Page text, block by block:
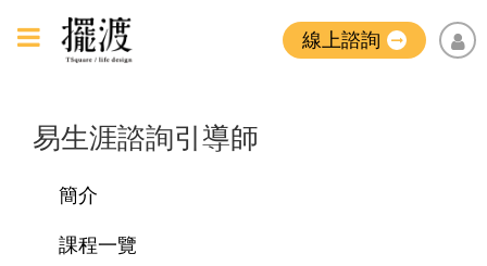
線上諮詢
易生涯諮詢引導師
簡介
課程一覽